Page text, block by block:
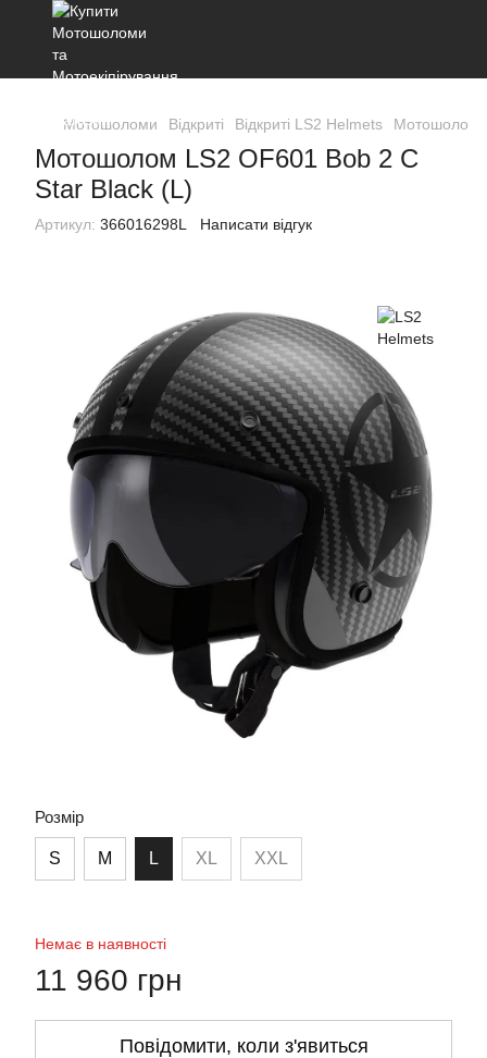
Мотошоломи Відкриті Відкриті LS2 Helmets Мотошолом
Мотошолом LS2 OF601 Bob 2 C
Star Black (L)
Артикул: 366016298L Написати відгук
Розмір
S M L XL XXL
Немає в наявності
11 960 грн
Повідомити, коли з'явиться